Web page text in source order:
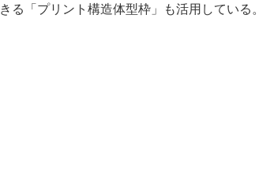
きる「プリント構造体型枠」も活用している。